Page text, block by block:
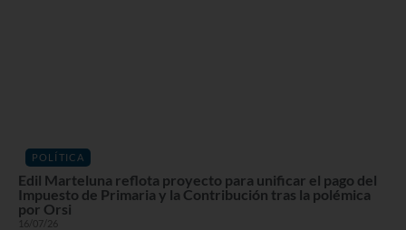
POLÍTICA
Edil Marteluna reflota proyecto para unificar el pago del
Impuesto de Primaria y la Contribución tras la polémica
por Orsi
16/07/26